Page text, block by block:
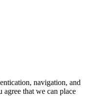
navigation, and
that we can place